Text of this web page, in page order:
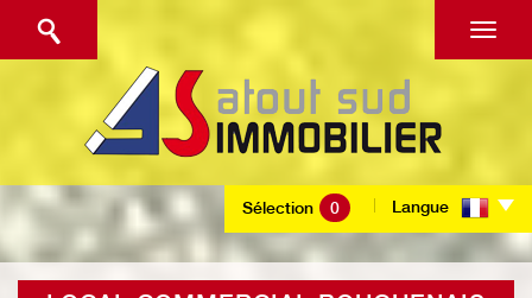
Sélection 0 Langue